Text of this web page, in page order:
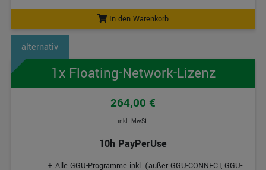
In den Warenkorb
1x Floating-Network-Lizenz
264,00 €
inkl. MwSt.
10h PayPerUse
Alle GGU-Programme inkl. (außer GGU-CONNECT, GGU-